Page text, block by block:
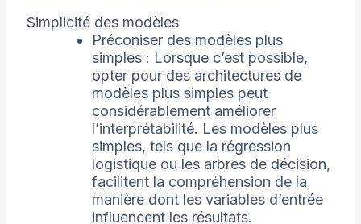
Simplicité des modèles
Préconiser des modèles plus
simples : Lorsque c’est possible,
opter pour des architectures de
modèles plus simples peut
considérablement améliorer
l’interprétabilité. Les modèles plus
simples, tels que la régression
logistique ou les arbres de décision,
facilitent la compréhension de la
manière dont les variables d’entrée
influencent les résultats.